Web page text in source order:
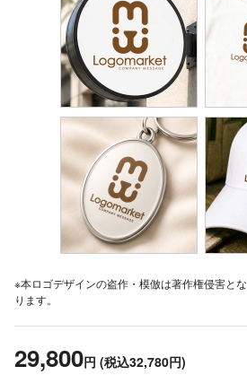
※本ロゴデザインの盗作・模倣は著作権侵害と
ります。
29,800円 (税込32,780円)